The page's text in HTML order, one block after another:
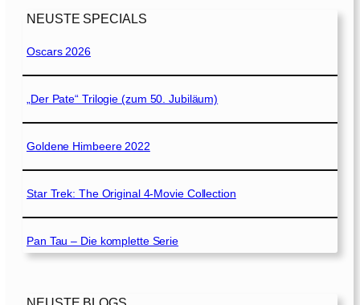
NEUSTE SPECIALS
Oscars 2026
„Der Pate“ Trilogie (zum 50. Jubiläum)
Goldene Himbeere 2022
Star Trek: The Original 4-Movie Collection
Pan Tau – Die komplette Serie